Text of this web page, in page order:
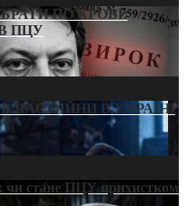
ПО КРОВІ:
ПЦУ
ВІЙНИ В УКРАЇНІ
чи стане ПЦУ прихистком